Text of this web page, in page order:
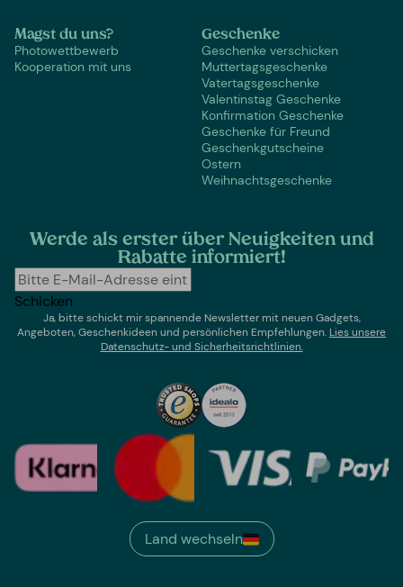
Magst du uns?
Photowettbewerb
Kooperation mit uns
Geschenke
Geschenke verschicken
Muttertagsgeschenke
Vatertagsgeschenke
Valentinstag Geschenke
Konfirmation Geschenke
Geschenke für Freund
Geschenkgutscheine
Ostern
Weihnachtsgeschenke
Werde als erster über Neuigkeiten und
Rabatte informiert!
Schicken
Ja, bitte schickt mir spannende Newsletter mit neuen Gadgets,
Angeboten, Geschenkideen und persönlichen Empfehlungen. Lies unsere
Datenschutz- und Sicherheitsrichtlinien.
Land wechseln